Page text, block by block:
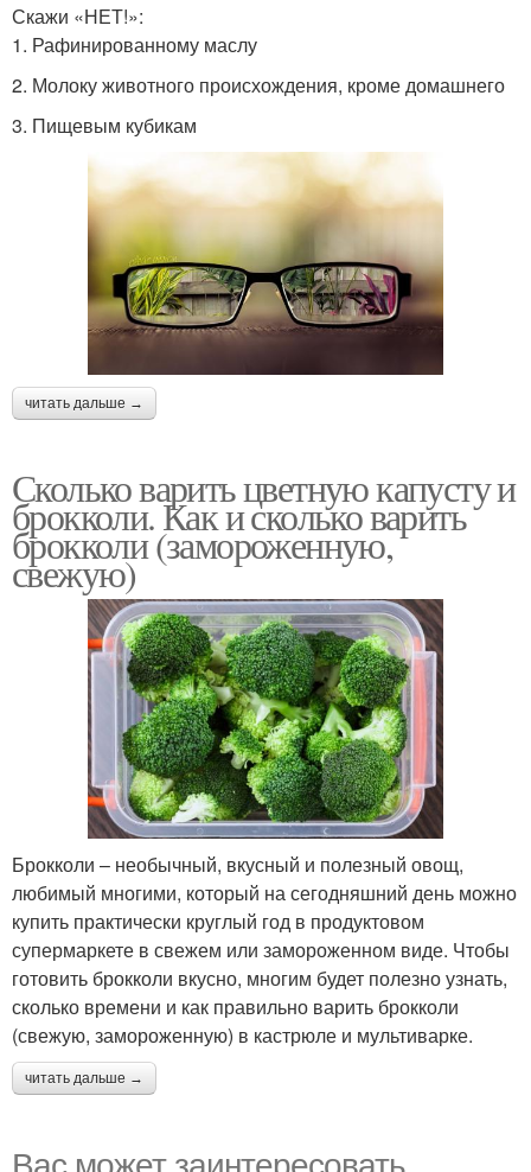
Скажи «НЕТ!»:
1. Рафинированному маслу
2. Молоку животного происхождения, кроме домашнего
3. Пищевым кубикам
читать дальше →
Сколько варить цветную капусту и
брокколи. Как и сколько варить
брокколи (замороженную,
свежую)
Брокколи – необычный, вкусный и полезный овощ,
любимый многими, который на сегодняшний день можно
купить практически круглый год в продуктовом
супермаркете в свежем или замороженном виде. Чтобы
готовить брокколи вкусно, многим будет полезно узнать,
сколько времени и как правильно варить брокколи
(свежую, замороженную) в кастрюле и мультиварке.
читать дальше →